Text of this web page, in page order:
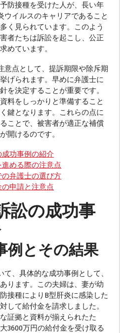
防接種を受けた人が、長い年
ウイルスのキャリアであること
く見られています。このよう
者たちは訴訟を起こし、公正
めています。
意点として、提訴期限や除斥期
げられます。早めに弁護士に
を決定することが重要です。
料をしっかりと準備すること
鍵となります。これらの点に
ことで、被害者が適正な補償
開けるのです。
功事例の紹介
める際の注意点
の弁護士の選び方
申請と注意点
訟の成功事
例とその結果
て、具体的な成功事例として、
ります。この夫婦は、妻が幼
接種によりB型肝炎に感染した
して給付金を請求しました。
証拠と資料が揃えられたた
3600万円の給付金を受け取る